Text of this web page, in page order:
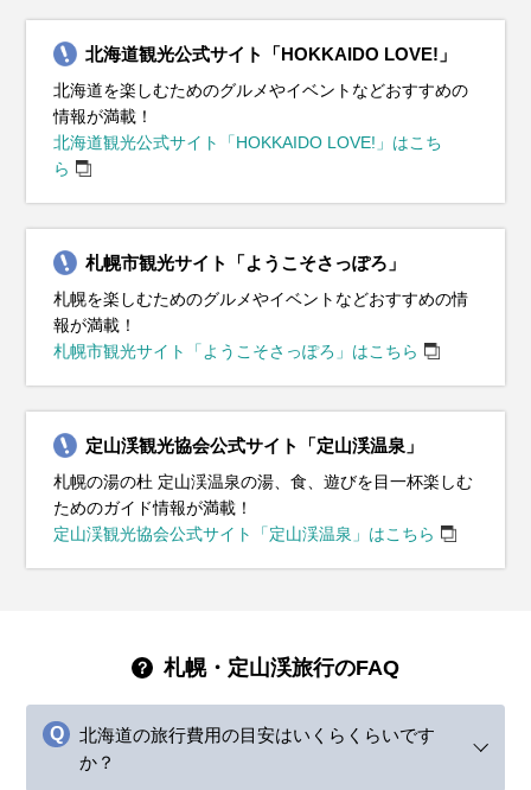
北海道観光公式サイト「HOKKAIDO LOVE!」
北海道を楽しむためのグルメやイベントなどおすすめの
情報が満載！
北海道観光公式サイト「HOKKAIDO LOVE!」はこち
ら
札幌市観光サイト「ようこそさっぽろ」
札幌を楽しむためのグルメやイベントなどおすすめの情
報が満載！
札幌市観光サイト「ようこそさっぽろ」はこちら
定山渓観光協会公式サイト「定山渓温泉」
札幌の湯の杜 定山渓温泉の湯、食、遊びを目一杯楽しむ
ためのガイド情報が満載！
定山渓観光協会公式サイト「定山渓温泉」はこちら
札幌・定山渓旅行のFAQ
北海道の旅行費用の目安はいくらくらいです
か？